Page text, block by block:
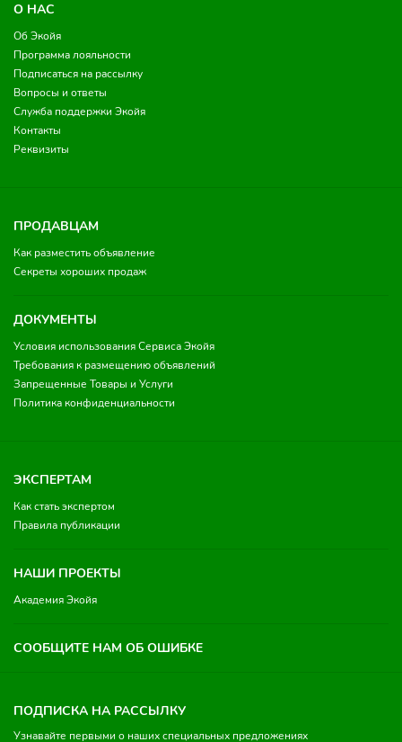
О НАС
Об Экойя
Программа лояльности
Подписаться на рассылку
Вопросы и ответы
Служба поддержки Экойя
Контакты
Реквизиты
ПРОДАВЦАМ
Как разместить объявление
Секреты хороших продаж
ДОКУМЕНТЫ
Условия использования Сервиса Экойя
Требования к размещению объявлений
Запрещенные Товары и Услуги
Политика конфиденциальности
ЭКСПЕРТАМ
Как стать экспертом
Правила публикации
НАШИ ПРОЕКТЫ
Академия Экойя
СООБЩИТЕ НАМ ОБ ОШИБКЕ
ПОДПИСКА НА РАССЫЛКУ
Узнавайте первыми о наших специальных предложениях